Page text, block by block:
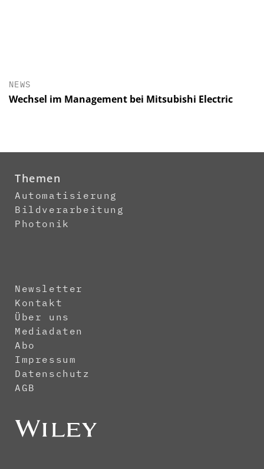
NEWS
Wechsel im Management bei Mitsubishi Electric
Themen
Automatisierung
Bildverarbeitung
Photonik
Newsletter
Kontakt
Über uns
Mediadaten
Abo
Impressum
Datenschutz
AGB